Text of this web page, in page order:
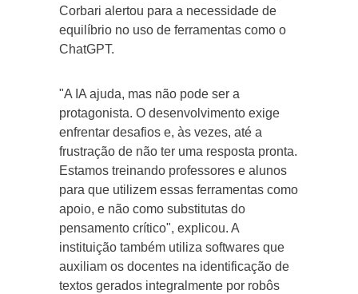
Corbari alertou para a necessidade de
equilíbrio no uso de ferramentas como o
ChatGPT.
"A IA ajuda, mas não pode ser a
protagonista. O desenvolvimento exige
enfrentar desafios e, às vezes, até a
frustração de não ter uma resposta pronta.
Estamos treinando professores e alunos
para que utilizem essas ferramentas como
apoio, e não como substitutas do
pensamento crítico", explicou. A
instituição também utiliza softwares que
auxiliam os docentes na identificação de
textos gerados integralmente por robôs